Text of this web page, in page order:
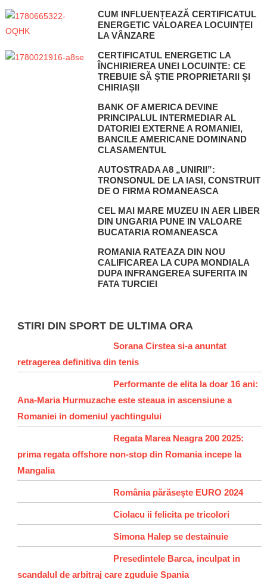
CUM INFLUENȚEAZĂ CERTIFICATUL
ENERGETIC VALOAREA LOCUINȚEI
LA VÂNZARE
CERTIFICATUL ENERGETIC LA
ÎNCHIRIEREA UNEI LOCUINȚE: CE
TREBUIE SĂ ȘTIE PROPRIETARII ȘI
CHIRIAȘII
BANK OF AMERICA DEVINE
PRINCIPALUL INTERMEDIAR AL
DATORIEI EXTERNE A ROMANIEI,
BANCILE AMERICANE DOMINAND
CLASAMENTUL
AUTOSTRADA A8 „UNIRII”:
TRONSONUL DE LA IASI, CONSTRUIT
DE O FIRMA ROMANEASCA
CEL MAI MARE MUZEU IN AER LIBER
DIN UNGARIA PUNE IN VALOARE
BUCATARIA ROMANEASCA
ROMANIA RATEAZA DIN NOU
CALIFICAREA LA CUPA MONDIALA
DUPA INFRANGEREA SUFERITA IN
FATA TURCIEI
STIRI DIN SPORT DE ULTIMA ORA
Sorana Cirstea si-a anuntat
retragerea definitiva din tenis
Performante de elita la doar 16 ani:
Ana-Maria Hurmuzache este steaua in ascensiune a
Romaniei in domeniul yachtingului
Regata Marea Neagra 200 2025:
prima regata offshore non-stop din Romania incepe la
Mangalia
România părăsește EURO 2024
Ciolacu ii felicita pe tricolori
Simona Halep se destainuie
Presedintele Barca, inculpat in
scandalul de arbitraj care zguduie Spania